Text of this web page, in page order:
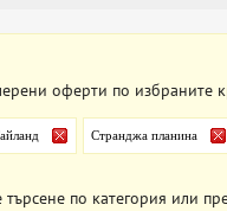
оферти по избраните
Странджа планина
по категория или